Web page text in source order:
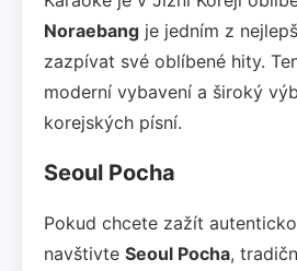
Noraebang je jedním z
zazpívat své oblíbené hity.
moderní vybavení a široký
korejských písní.
Seoul Pocha
Pokud chcete zažít
navštivte Seoul Pocha,